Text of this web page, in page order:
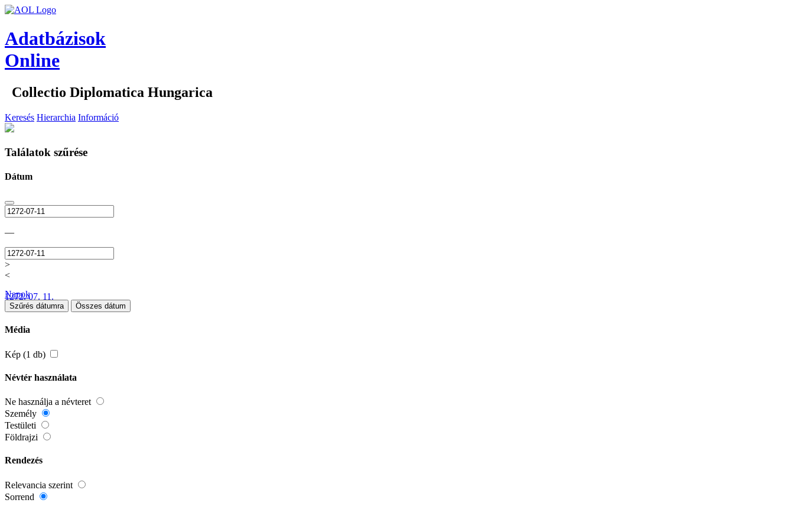
Adatbázisok
Online
Collectio Diplomatica Hungarica
Keresés Hierarchia Információ
Találatok szűrése
Dátum
—
>
<
1272. 07. 11.
Napok
Szűrés dátumra Összes dátum
Média
Kép (1 db)
Névtér használata
Ne használja a névteret
Személy
Testületi
Földrajzi
Rendezés
Relevancia szerint
Sorrend